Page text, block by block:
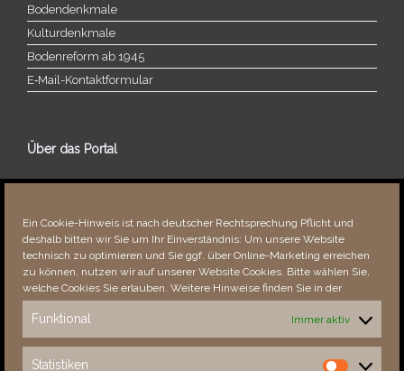
Ein Cookie-Hinweis ist nach deutscher Rechtsprechung Pflicht und
deshalb bitten wir Sie um Ihr Einverständnis: Um unsere Website
technisch zu optimieren und Sie ggf. über Online-Marketing erreichen
zu können, nutzen wir auf unserer Website Cookies. Bitte wählen Sie,
welche Cookies Sie erlauben. Weitere Hinweise finden Sie in der
Funktional Immer aktiv
Statistiken
Bodendenkmale
Kulturdenkmale
Bodenreform ab 1945
E‑Mail-​​Kontaktformular
Über das Portal
Über dieses Portal
Fehler bemerkt?
Besucher seit 08/​2021